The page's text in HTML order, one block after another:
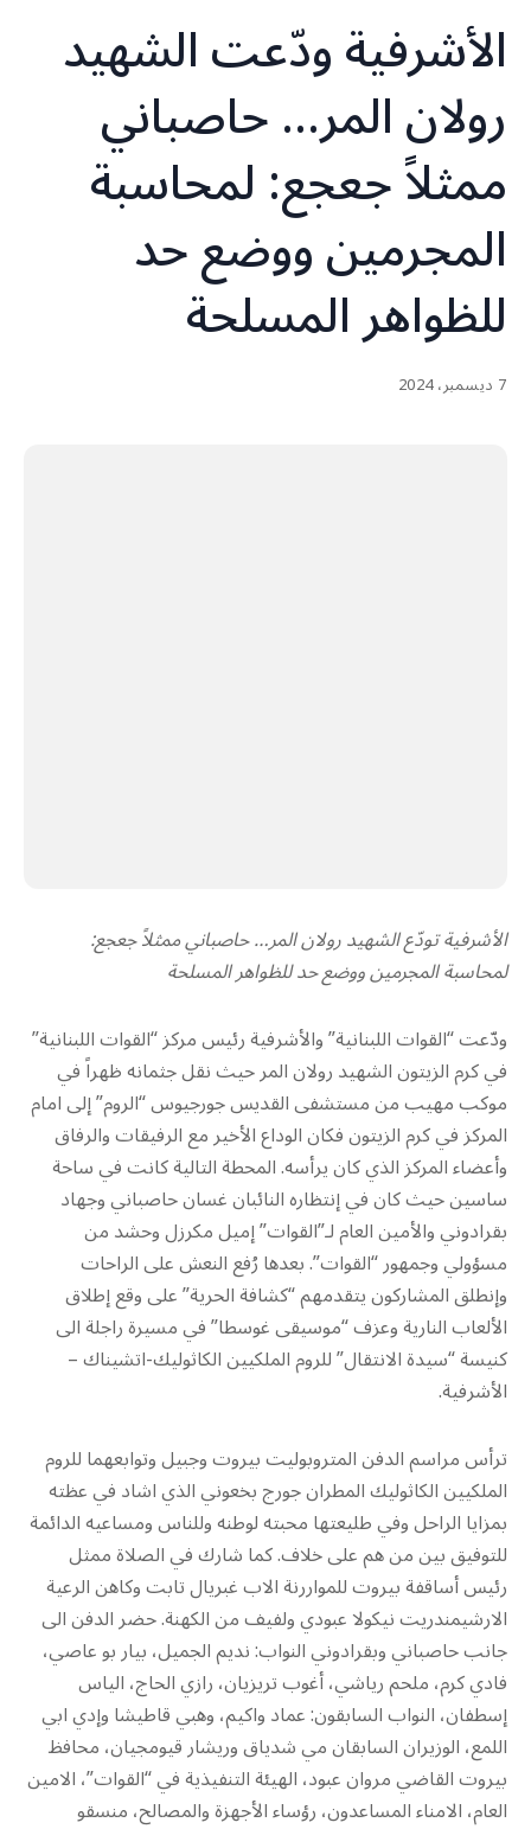
الأشرفية ودّعت الشهيد
رولان المر… حاصباني
ممثلاً جعجع: لمحاسبة
المجرمين ووضع حد
للظواهر المسلحة
7 ديسمبر، 2024
الأشرفية تودّع الشهيد رولان المر… حاصباني ممثلاً جعجع:
لمحاسبة المجرمين ووضع حد للظواهر المسلحة
ودّعت “القوات اللبنانية” والأشرفية رئيس مركز “القوات اللبنانية”
في كرم الزيتون الشهيد رولان المر حيث نقل جثمانه ظهراً في
موكب مهيب من مستشفى القديس جورجيوس “الروم” إلى امام
المركز في كرم الزيتون فكان الوداع الأخير مع الرفيقات والرفاق
وأعضاء المركز الذي كان يرأسه. المحطة التالية كانت في ساحة
ساسين حيث كان في إنتظاره النائبان غسان حاصباني وجهاد
بقرادوني والأمين العام لـ”القوات” إميل مكرزل وحشد من
مسؤولي وجمهور “القوات”. بعدها رُفع النعش على الراحات
وإنطلق المشاركون يتقدمهم “كشافة الحرية” على وقع إطلاق
الألعاب النارية وعزف “موسيقى غوسطا” في مسيرة راجلة الى
كنيسة “سيدة الانتقال” للروم الملكيين الكاثوليك-اتشيناك –
الأشرفية.
ترأس مراسم الدفن المتروبوليت بيروت وجبيل وتوابعهما للروم
الملكيين الكاثوليك المطران جورج بخعوني الذي اشاد في عظته
بمزايا الراحل وفي طليعتها محبته لوطنه وللناس ومساعيه الدائمة
للتوفيق بين من هم على خلاف. كما شارك في الصلاة ممثل
رئيس أساقفة بيروت للمواررنة الاب غبريال تابت وكاهن الرعية
الارشيمندريت نيكولا عبودي ولفيف من الكهنة. حضر الدفن الى
جانب حاصباني وبقرادوني النواب: نديم الجميل، بيار بو عاصي،
فادي كرم، ملحم رياشي، أغوب تريزيان، رازي الحاج، الياس
إسطفان، النواب السابقون: عماد واكيم، وهبي قاطيشا وإدي ابي
اللمع، الوزيران السابقان مي شدياق وريشار قيومجيان، محافظ
بيروت القاضي مروان عبود، الهيئة التنفيذية في “القوات”، الامين
العام، الامناء المساعدون، رؤساء الأجهزة والمصالح، منسقو